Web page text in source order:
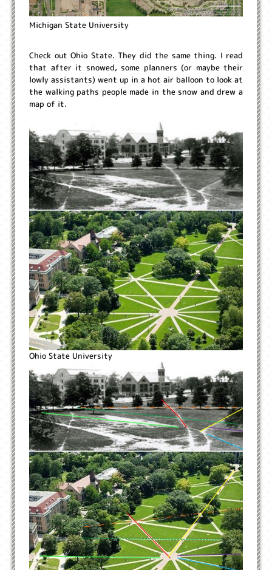
Michigan State University
Check out Ohio State. They did the same thing. I read
that after it snowed, some planners (or maybe their
lowly assistants) went up in a hot air balloon to look at
the walking paths people made in the snow and drew a
map of it.
Ohio State University